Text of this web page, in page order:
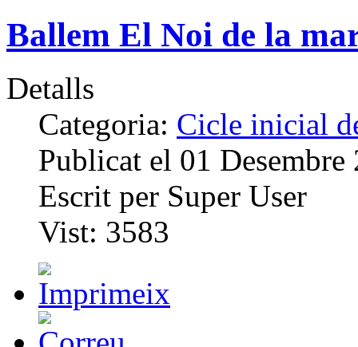
Ballem El Noi de la
Detalls
Categoria: Cicle inicial
Publicat el 01 Desembre
Escrit per Super User
Vist: 3583